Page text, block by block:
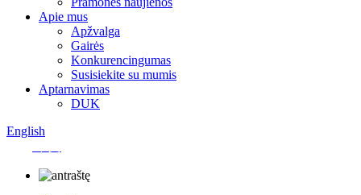
Apie mus
Apžvalga
Gairės
Konkurencingumas
Susisiekite su mumis
Aptarnavimas
DUK
English